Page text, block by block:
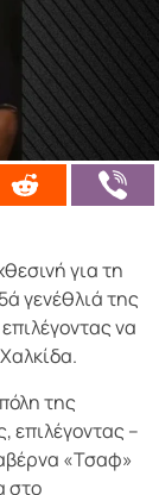
για τη
γενέθλιά της
να
της
επιλέγοντας –
«Τσαφ»
στο